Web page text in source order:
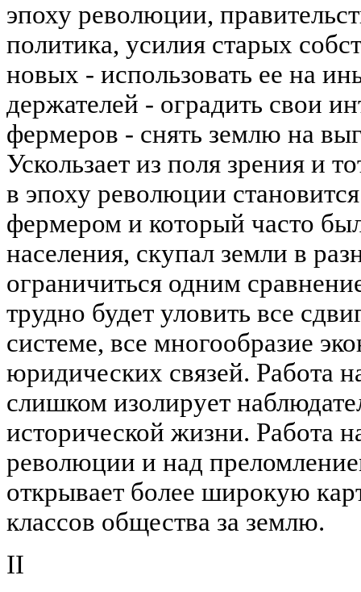
эпоху революции,
политика, усилия старых
новых - использовать ее на
держателей - оградить свои
фермеров - снять землю на
Ускользает из поля зрения и
в эпоху революции
фермером и который часто
населения, скупал земли в
ограничиться одним
трудно будет уловить все
системе, все многообразие
юридических связей. Работа
слишком изолирует
исторической жизни. Работа
революции и над
открывает более широкую
классов общества за землю.
II